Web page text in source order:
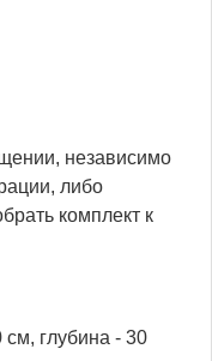
независимо
либо
комплект к
глубина - 30